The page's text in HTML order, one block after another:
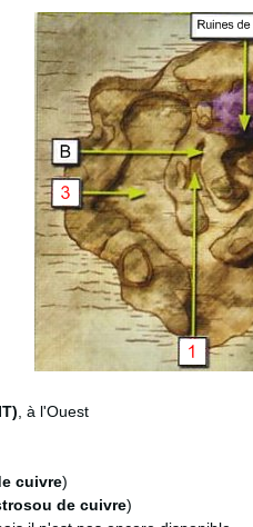
, à l'Ouest
cuivre)
de cuivre)